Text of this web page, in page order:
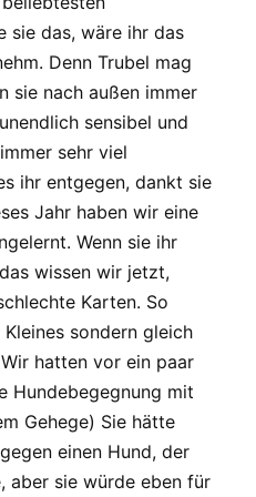
sie das, wäre ihr das
Denn Trubel mag
sie nach außen immer
sensibel und
sehr viel
ihr entgegen, dankt sie
Jahr haben wir eine
Wenn sie ihr
wissen wir jetzt,
Karten. So
sondern gleich
hatten vor ein paar
Hundebegegnung mit
Gehege) Sie hätte
einen Hund, der
aber sie würde eben für